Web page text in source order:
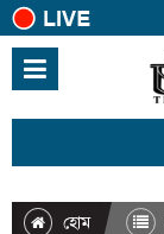
হোম
জাতীয়
আন্তর্জাতিক
রাজনীতি
হোম